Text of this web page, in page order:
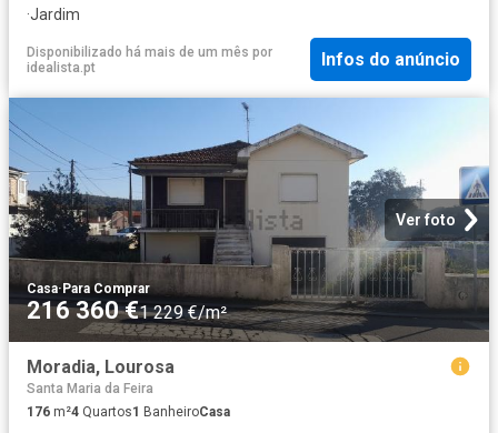
·Jardim
Disponibilizado há mais de um mês por
idealista.pt
Infos do anúncio
Ver foto
Casa·Para Comprar
216 360 €1 229 €/m²
Moradia, Lourosa
Santa Maria da Feira
176 m²4 Quartos1 BanheiroCasa